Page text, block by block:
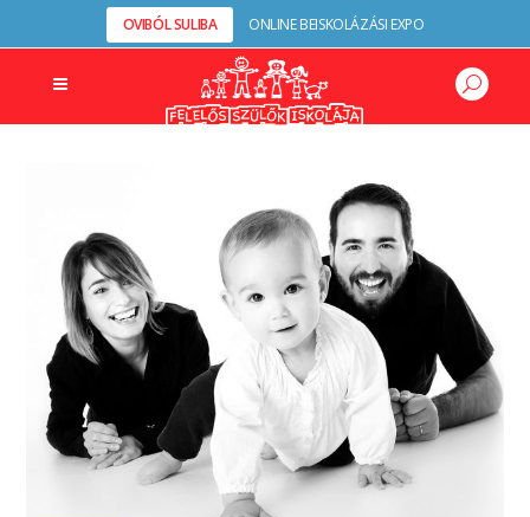
OVIBÓL SULIBA ONLINE BEISKOLÁZÁSI EXPO